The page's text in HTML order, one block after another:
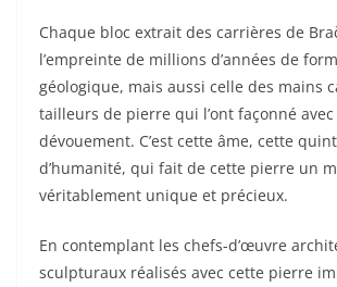
Chaque bloc extrait des carrières de
l’empreinte de millions d’années de
géologique, mais aussi celle des mains
tailleurs de pierre qui l’ont façonné
dévouement. C’est cette âme, cette
d’humanité, qui fait de cette pierre un
véritablement unique et précieux.
En contemplant les chefs-d’œuvre
sculpturaux réalisés avec cette pierre